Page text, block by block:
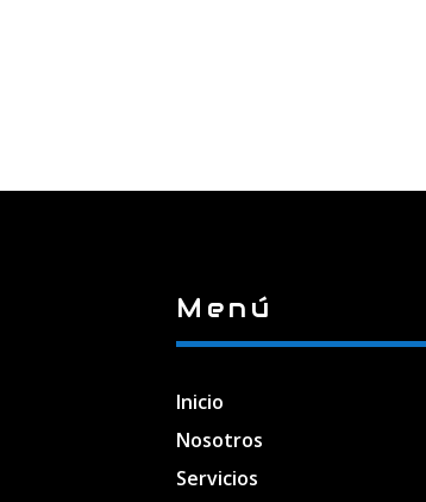
Menú
Inicio
Nosotros
Servicios